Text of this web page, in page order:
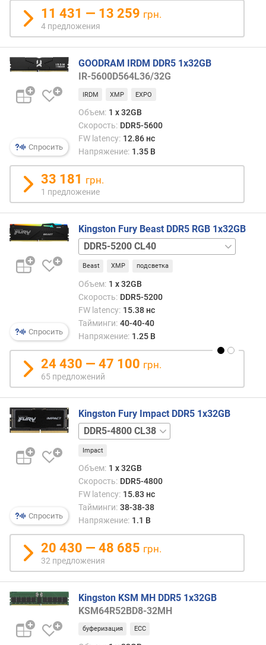
о
р
с
т
M
T
/
s
)
р
о
п
у
я
с
п
о
н
о
т
ь
/
с
S
-
а
т
11 431 — 13 259 грн.
4 предложения
Спросить
GOODRAM IRDM DDR5 1x32GB
IR-5600D564L36/32G
IRDM XMP EXPO
Объем: 1 x 32GB
Скорость: DDR5-5600
FW latency: 12.86 нс
Напряжение: 1.35 В
33 181 грн.
1 предложение
Спросить
Kingston Fury Beast DDR5 RGB 1x32GB
DDR5-
5200
CL40
одноранговая
DDR5-
5600
CL36
двухранговая
DDR5-
CL36
одноранговая
CL40
DDR5-
5600
CL40
EXPO
DDR5-
6000
CL30
EXPO
6000
CL36
6000
CL36
одноранговая
DDR5-
6400
CL32
Beast XMP подсветка
Объем: 1 x 32GB
Скорость: DDR5-5200
FW latency: 15.38 нс
Тайминги: 40-40-40
Напряжение: 1.25 В
24 430 — 47 100 грн.
65 предложений
Спросить
Kingston Fury Impact DDR5 1x32GB
DDR5-
5600
CL40
Impact
Объем: 1 x 32GB
Скорость: DDR5-4800
FW latency: 15.83 нс
Тайминги: 38-38-38
Напряжение: 1.1 В
20 430 — 48 685 грн.
32 предложения
Kingston KSM MH DDR5 1x32GB
KSM64R52BD8-32MH
буферизация ECC